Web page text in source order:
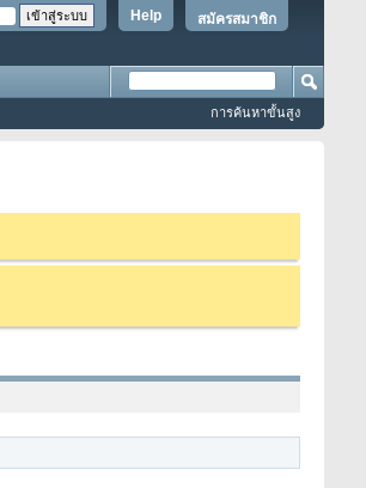
สมัครสมาชิก
Help
การค้นหาขั้นสูง